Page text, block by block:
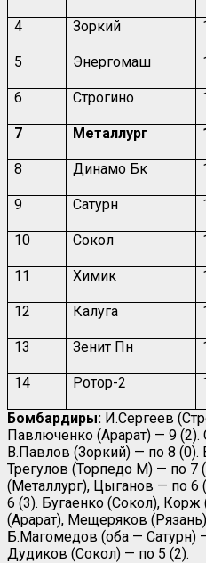
4 Зоркий
5 Энергомаш
6 Строгино
7 Металлург
8 Динамо Бк
9 Сатурн
10 Сокол
11 Химик
12 Калуга
13 Зенит Пн
14 Ротор-2
Бомбардиры: И.Сергеев
Павлюченко (Арарат) — 9
В.Павлов (Зоркий) — по 8
Трегулов (Торпедо М) — по 7
(Металлург), Цыганов — по 6
6 (3). Бугаенко (Сокол),
(Арарат), Мещеряков
Б.Магомедов (оба — Сатурн)
Дудиков (Сокол) — по 5 (2).